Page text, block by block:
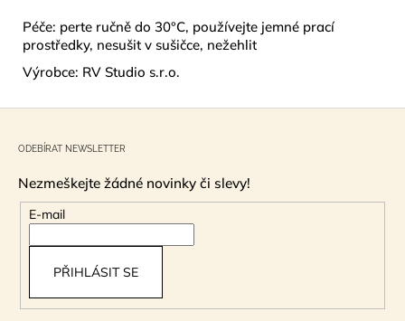
Péče: perte ručně do 30°C, používejte jemné prací
prostředky, nesušit v sušičce, nežehlit
Výrobce: RV Studio s.r.o.
ODEBÍRAT NEWSLETTER
Nezmeškejte žádné novinky či slevy!
E-mail
PŘIHLÁSIT SE